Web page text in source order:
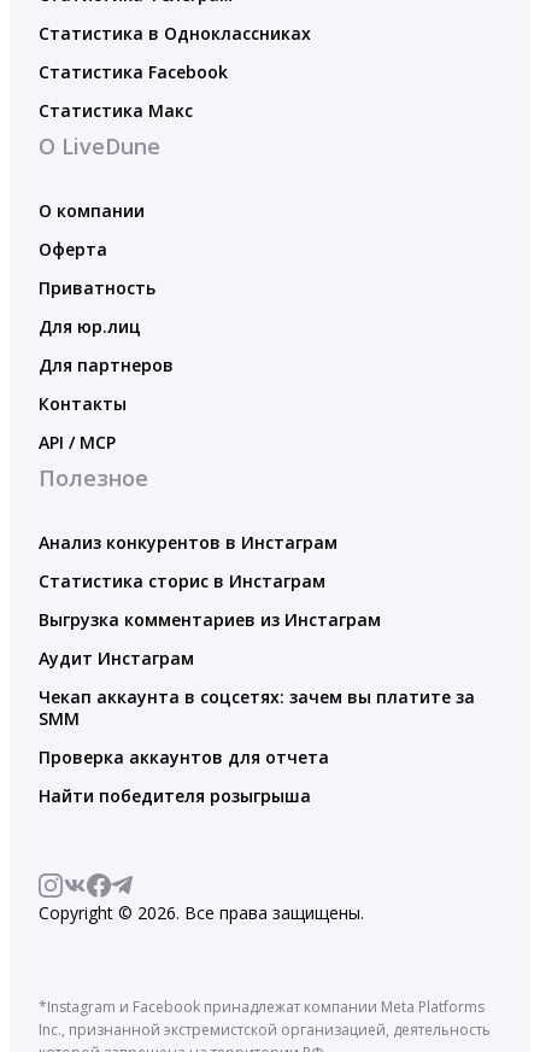
Статистика в Одноклассниках
Статистика Facebook
Статистика Макс
О LiveDune
О компании
Оферта
Приватность
Для юр.лиц
Для партнеров
Контакты
API / MCP
Полезное
Анализ конкурентов в Инстаграм
Статистика сторис в Инстаграм
Выгрузка комментариев из Инстаграм
Аудит Инстаграм
Чекап аккаунта в соцсетях: зачем вы платите за
SMM
Проверка аккаунтов для отчета
Найти победителя розыгрыша
Copyright © 2026. Все права защищены.
*Instagram и Facebook принадлежат компании Meta Platforms
Inc., признанной экстремистской организацией, деятельность